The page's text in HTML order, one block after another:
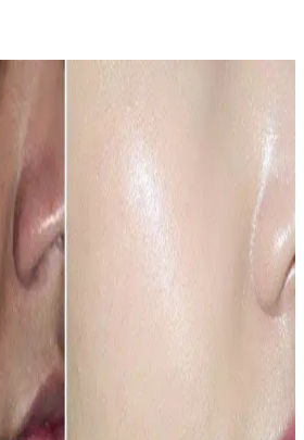
Nedenleri ve Göz Sağlığını
genellikle geçici ve tedavi edilebilir.
uzman görüşü almak önemlidir. Göz
kontroller ve doğru bakım şarttır.
Sorunlarına Çözüm Rehberi:
oluşan kırmızı lekelerin nedenleri, cilt
ile medikal tedavi seçenekleri ile cilt
Leke: Cilt Sağlığını Koruma